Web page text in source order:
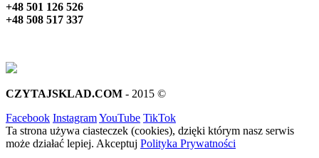
+48 501 126 526
+48 508 517 337
CZYTAJSKLAD.COM - 2015 ©
Facebook InstagramYouTube TikTok
Ta strona używa ciasteczek (cookies), dzięki którym nasz serwis
może działać lepiej. Akceptuj Polityka Prywatności